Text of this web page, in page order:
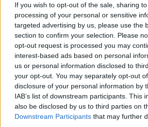
If you wish to opt-out of the sale, sharing
processing of your personal or sensitive
targeted advertising by us, please use the
section to confirm your selection. Please
opt-out request is processed you may
interest-based ads based on personal
us or personal information disclosed to
your opt-out. You may separately opt-out
disclosure of your personal information by
IAB’s list of downstream participants. This
also be disclosed by us to third parties on
Downstream Participants that may further
di Hera per la posa della nuova rete idrica,
condotta ed il rifacimento prese.
Per consentire il regolare svolgimento dei
dalle ore 8,30 di lunedì 28 ottobre alle ore 19
in via Rometta, nel tratto compreso tra via
via Torino chiusa al traffico veicolare eccetto
divieto di sosta con rimozione forzata
tratto interessato dai lavori; obbligo di svolta
Rometta in via Torino per i mezzi provenienti